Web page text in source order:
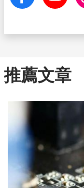
推薦文章